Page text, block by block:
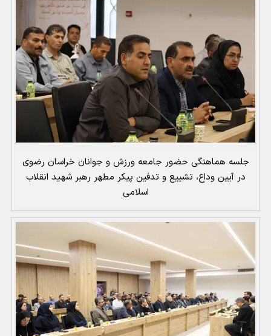
جلسه هماهنگی حضور جامعه ورزش و جوانان خراسان رضوی
در آیین وداع، تشییع و تدفین پیکر مطهر رهبر شهید انقلاب
اسلامی